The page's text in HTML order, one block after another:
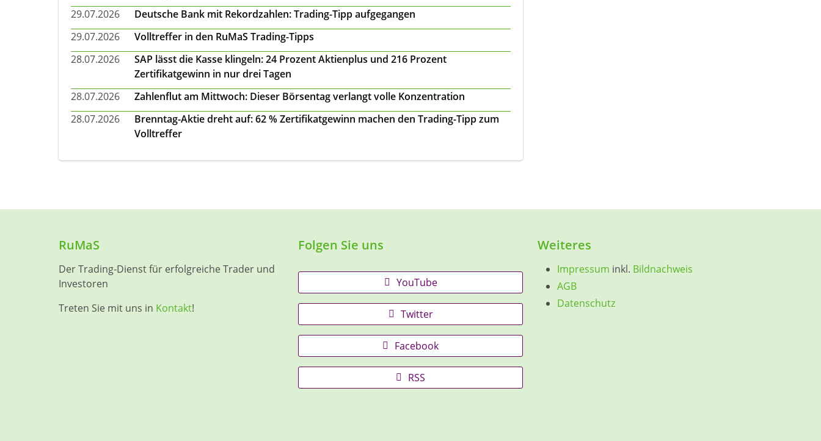
29.07.2026
Deutsche Bank mit Rekordzahlen: Trading-Tipp aufgegangen
29.07.2026
Volltreffer in den RuMaS Trading-Tipps
28.07.2026
SAP lässt die Kasse klingeln: 24 Prozent Aktienplus und 216 Prozent
Zertifikatgewinn in nur drei Tagen
28.07.2026
Zahlenflut am Mittwoch: Dieser Börsentag verlangt volle Konzentration
28.07.2026
Brenntag-Aktie dreht auf: 62 % Zertifikatgewinn machen den Trading-Tipp zum
Volltreffer
RuMaS
Der Trading-Dienst für erfolgreiche Trader und
Investoren
Treten Sie mit uns in Kontakt!
Folgen Sie uns
YouTube
Twitter
Facebook
RSS
Weiteres
Impressum inkl. Bildnachweis
AGB
Datenschutz